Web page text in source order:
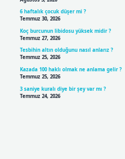
6 haftalık çocuk düşer mi ?
Temmuz 30, 2026
Koç burcunun libidosu yüksek midir ?
Temmuz 27, 2026
Tesbihin altın olduğunu nasıl anlarız ?
Temmuz 25, 2026
Kazada 100 haklı olmak ne anlama gelir ?
Temmuz 25, 2026
3 saniye kuralı diye bir şey var mı ?
Temmuz 24, 2026